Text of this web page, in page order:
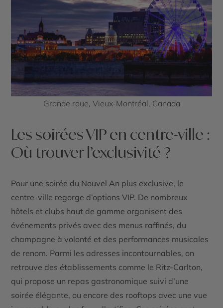
Grande roue, Vieux-Montréal, Canada
Les soirées VIP en centre-ville :
Où trouver l’exclusivité ?
Pour une soirée du Nouvel An plus exclusive, le
centre-ville regorge d’options VIP. De nombreux
hôtels et clubs haut de gamme organisent des
événements privés avec des menus raffinés, du
champagne à volonté et des performances musicales
de renom. Parmi les adresses incontournables, on
retrouve des établissements comme le Ritz-Carlton,
qui propose un repas gastronomique suivi d’une
soirée élégante, ou encore des rooftops avec une vue